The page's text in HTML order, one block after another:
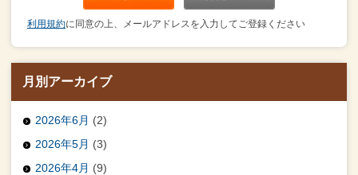
利用規約に同意の上、メールアドレスを入力してご登録ください
月別アーカイブ
2026年6月 (2)
2026年5月 (3)
2026年4月 (9)